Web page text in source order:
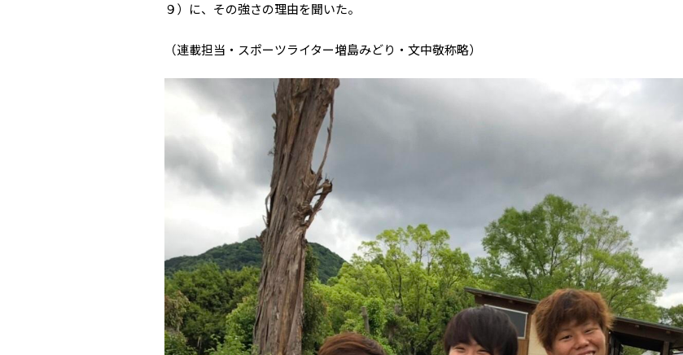
９）に、その強さの理由を聞いた。
（連載担当・スポーツライター増島みどり・文中敬称略）